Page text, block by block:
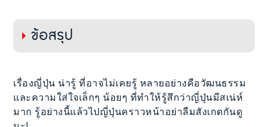
ข้อสรุป
เรื่องญี่ปุ่น น่ารู้ ที่อาจไม่เคยรู้ หลายอย่างคือวัฒนธรรม
และความใส่ใจเล็กๆ น้อยๆ ที่ทำให้รู้สึกว่าญี่ปุ่นมีสเน่ห์
มาก รู้อย่างนี้แล้วไปญี่ปุ่นคราวหน้าอย่าลืมสังเกตกันดู